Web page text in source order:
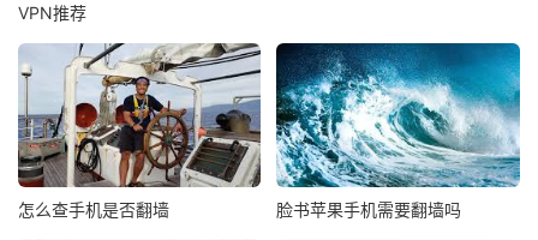
VPN推荐
怎么查手机是否翻墙 脸书苹果手机需要翻墙吗